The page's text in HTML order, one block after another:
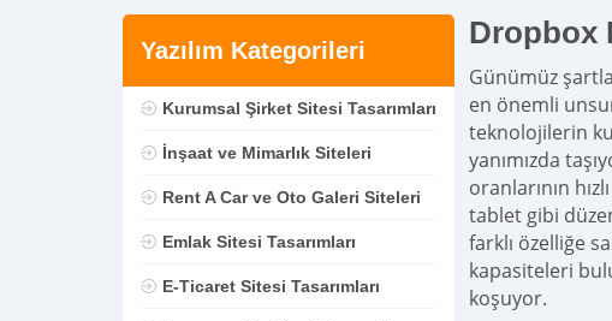
Yazılım Kategorileri
Kurumsal Şirket Sitesi Tasarımları
İnşaat ve Mimarlık Siteleri
Rent A Car ve Oto Galeri Siteleri
Emlak Sitesi Tasarımları
E-Ticaret Sitesi Tasarımları
Dropbox
Günümüz
en önemli
teknolojilerin
yanımızda
oranlarının
tablet gibi
farklı özelliğe
kapasiteleri
koşuyor.